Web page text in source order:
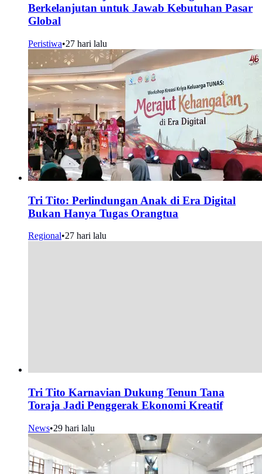
Berkelanjutan untuk Jawab Kebutuhan Pasar
Global
Peristiwa•27 hari lalu
Tri Tito: Perlindungan Anak di Era Digital
Bukan Hanya Tugas Orangtua
Regional•27 hari lalu
Tri Tito Karnavian Dukung Tenun Tana
Toraja Jadi Penggerak Ekonomi Kreatif
News•29 hari lalu